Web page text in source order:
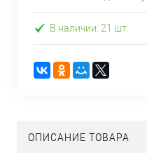
В наличии: 21 шт.
ОПИСАНИЕ ТОВАРА